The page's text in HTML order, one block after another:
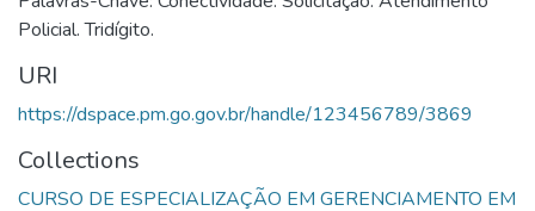
Policial. Tridígito.
URI
https://dspace.pm.go.gov.br/handle/123456789/3869
Collections
CURSO DE ESPECIALIZAÇÃO EM GERENCIAMENTO EM